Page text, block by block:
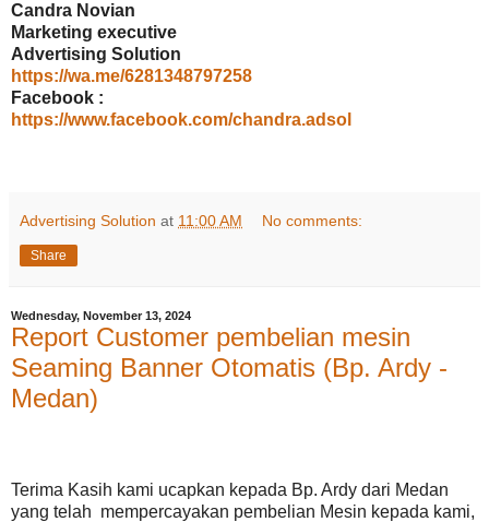
Candra Novian
Marketing executive
Advertising Solution
https://wa.me/6281348797258
Facebook :
https://www.facebook.com/chandra.adsol
Advertising Solution at 11:00 AM No comments:
Share
Wednesday, November 13, 2024
Report Customer pembelian mesin
Seaming Banner Otomatis (Bp. Ardy -
Medan)
Terima Kasih kami ucapkan kepada Bp. Ardy dari Medan
yang telah mempercayakan pembelian Mesin kepada kami,